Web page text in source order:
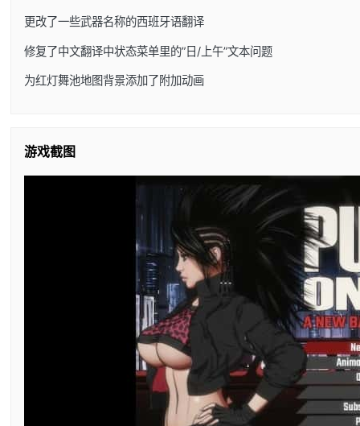
更改了一些武器名称的西班牙语翻译
修复了中文翻译中状态菜单里的”日/上午”文本问题
为红灯舞池地图背景添加了附加动画
游戏截图